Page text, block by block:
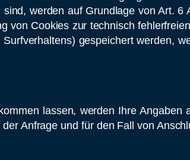
werden auf Grundlage von Art.
von Cookies zur technisch
gespeichert werden,
lassen, werden Ihre
Anfrage und für den Fall von